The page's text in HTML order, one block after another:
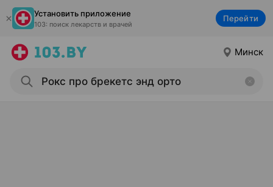
Установить приложение
103: поиск лекарств и врачей
Перейти
Минск